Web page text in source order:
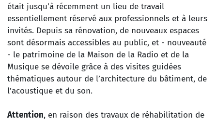
était jusqu'à récemment un lieu de travail
essentiellement réservé aux professionnels et à leurs
invités. Depuis sa rénovation, de nouveaux espaces
sont désormais accessibles au public, et - nouveauté
- le patrimoine de la Maison de la Radio et de la
Musique se dévoile grâce à des visites guidées
thématiques autour de l’architecture du bâtiment, de
l’acoustique et du son.
Attention, en raison des travaux de réhabilitation de